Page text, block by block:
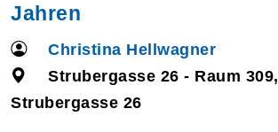
Jahren
Christina Hellwagner
Strubergasse 26 - Raum 309,
Strubergasse 26